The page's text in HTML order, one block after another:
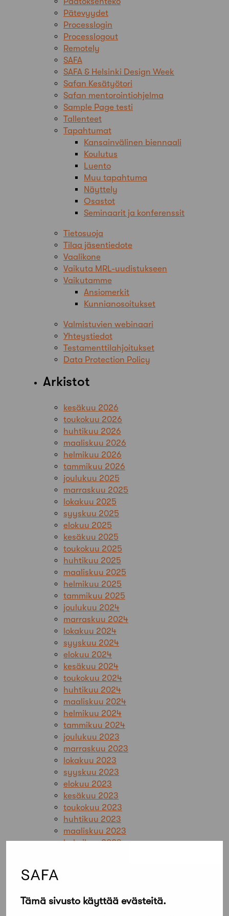
Tämä sivusto käyttää evästeitä.
Pätevyydet
Processlogin
Processlogout
Remotely
SAFA
SAFA & Helsinki Design Week
Safan Kesätyötori
Safan mentorointiohjelma
Sample Page testi
Tallenteet
Tapahtumat
Kansainvälinen biennaali
Koulutus
Luento
Muu tapahtuma
Näyttely
Osastot
Seminaarit ja konferenssit
Tietosuoja
Tilaa jäsentiedote
Vaalikone
Vaikuta MRL-uudistukseen
Vaikutamme
Ansiomerkit
Kunnianosoitukset
Valmistuvien webinaari
Yhteystiedot
Testamenttilahjoitukset
Data Protection Policy
Arkistot
kesäkuu 2026
toukokuu 2026
huhtikuu 2026
maaliskuu 2026
helmikuu 2026
tammikuu 2026
joulukuu 2025
marraskuu 2025
lokakuu 2025
syyskuu 2025
elokuu 2025
kesäkuu 2025
toukokuu 2025
huhtikuu 2025
maaliskuu 2025
helmikuu 2025
tammikuu 2025
joulukuu 2024
marraskuu 2024
lokakuu 2024
syyskuu 2024
elokuu 2024
kesäkuu 2024
toukokuu 2024
huhtikuu 2024
maaliskuu 2024
helmikuu 2024
tammikuu 2024
joulukuu 2023
marraskuu 2023
lokakuu 2023
syyskuu 2023
elokuu 2023
kesäkuu 2023
toukokuu 2023
huhtikuu 2023
maaliskuu 2023
helmikuu 2023
syyskuu 2022